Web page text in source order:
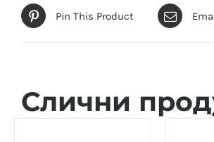
Pin This Product
Слични